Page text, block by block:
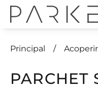
Principal
PARCHET